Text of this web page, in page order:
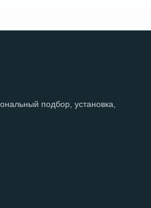
подбор, установка,